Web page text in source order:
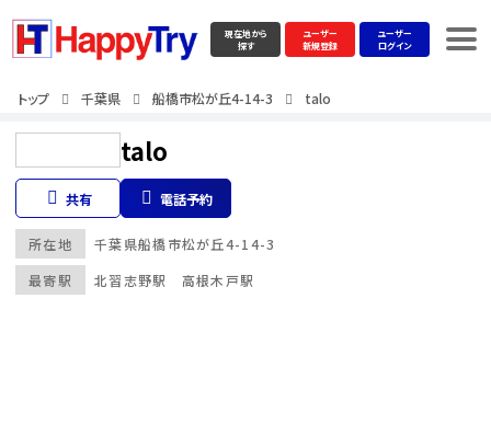
現在地から
探す
ユーザー
新規登録
ユーザー
ログイン
トップ 千葉県 船橋市松が丘4-14-3 talo
talo
共有 電話予約
最寄駅 北習志野駅 高根木戸駅
所在地 千葉県船橋市松が丘4-14-3